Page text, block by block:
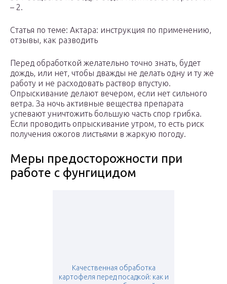
– 2.
Статья по теме: Актара: инструкция по применению,
отзывы, как разводить
Перед обработкой желательно точно знать, будет
дождь, или нет, чтобы дважды не делать одну и ту же
работу и не расходовать раствор впустую.
Опрыскивание делают вечером, если нет сильного
ветра. За ночь активные вещества препарата
успевают уничтожить большую часть спор грибка.
Если проводить опрыскивание утром, то есть риск
получения ожогов листьями в жаркую погоду.
Меры предосторожности при
работе с фунгицидом
Качественная обработка
картофеля перед посадкой: как и